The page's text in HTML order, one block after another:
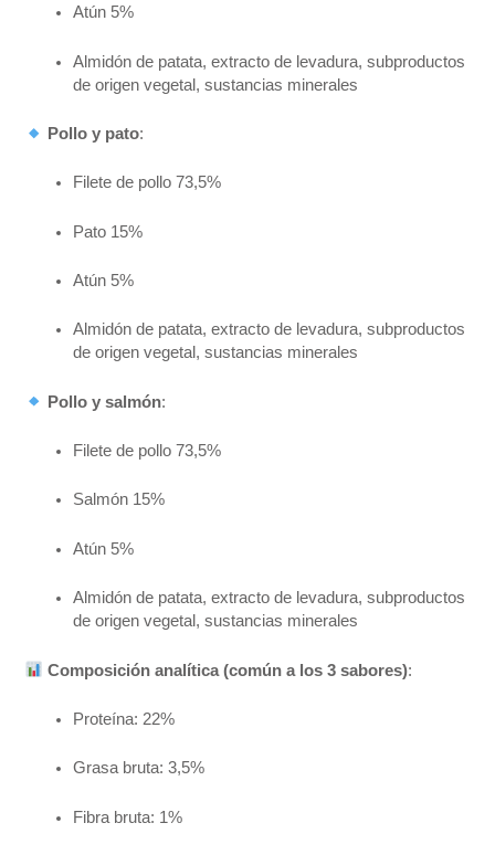
Atún 5%
Almidón de patata, extracto de levadura, subproductos
de origen vegetal, sustancias minerales
Pollo y pato:
Filete de pollo 73,5%
Pato 15%
Atún 5%
Almidón de patata, extracto de levadura, subproductos
de origen vegetal, sustancias minerales
Pollo y salmón:
Filete de pollo 73,5%
Salmón 15%
Atún 5%
Almidón de patata, extracto de levadura, subproductos
de origen vegetal, sustancias minerales
Composición analítica (común a los 3 sabores):
Proteína: 22%
Grasa bruta: 3,5%
Fibra bruta: 1%